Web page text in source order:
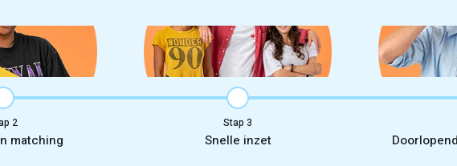
matching
Stap
Snelle inzet